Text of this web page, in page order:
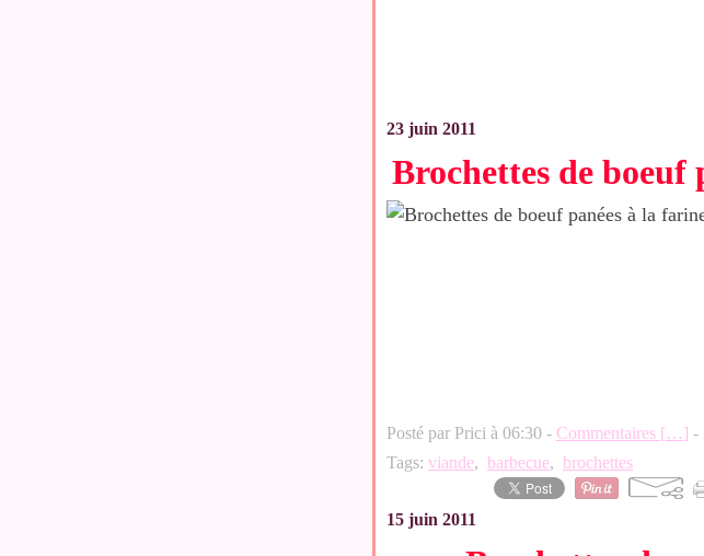
23 juin 2011
Brochettes de boeuf
Posté par Prici à 06:30 - Commentaires […] -
Tags: viande, barbecue, brochettes
15 juin 2011